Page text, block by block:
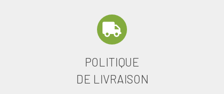
POLITIQUE
DE LIVRAISON